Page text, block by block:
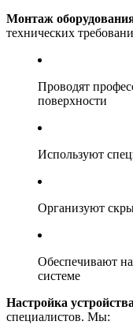
Монтаж
технических
Проводят
поверхности
Используют
Организуют
Обеспечивают
системе
Настройка устройства
специалистов. Мы: